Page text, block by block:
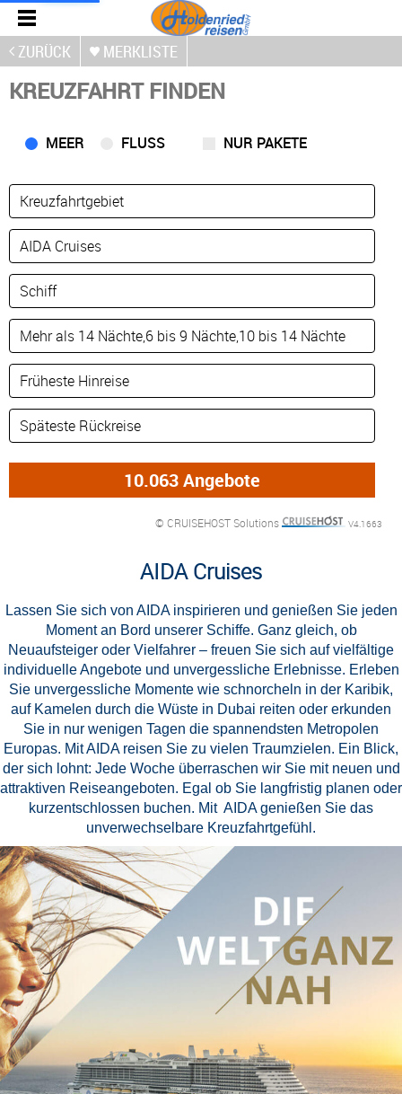
ZURÜCK MERKLISTE
KREUZFAHRT FINDEN
MEER FLUSS NUR PAKETE
© CRUISEHOST Solutions V4.1663
AIDA Cruises
Lassen Sie sich von AIDA inspirieren und genießen Sie jeden
Moment an Bord unserer Schiffe. Ganz gleich, ob
Neuaufsteiger oder Vielfahrer – freuen Sie sich auf vielfältige
individuelle Angebote und unvergessliche Erlebnisse. Erleben
Sie unvergessliche Momente wie schnorcheln in der Karibik,
auf Kamelen durch die Wüste in Dubai reiten oder erkunden
Sie in nur wenigen Tagen die spannendsten Metropolen
Europas. Mit AIDA reisen Sie zu vielen Traumzielen. Ein Blick,
der sich lohnt: Jede Woche überraschen wir Sie mit neuen und
attraktiven Reiseangeboten. Egal ob Sie langfristig planen oder
kurzentschlossen buchen. Mit AIDA genießen Sie das
unverwechselbare Kreuzfahrtgefühl.